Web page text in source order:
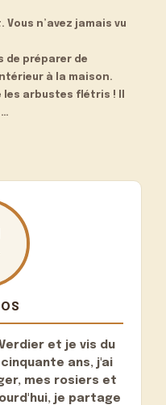
n’avez jamais vu
de préparer de
à la maison.
les arbustes flétris ! Il
et je vis du
ans, j'ai
mes rosiers et
je partage